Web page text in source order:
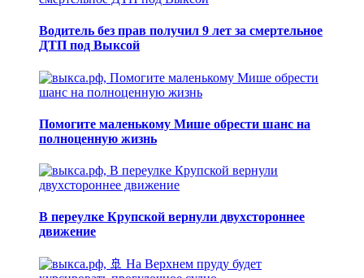
Водитель без прав получил 9 лет за смертельное
ДТП под Выксой
Помогите маленькому Мише обрести шанс на
полноценную жизнь
В переулке Крупской вернули двухстороннее
движение